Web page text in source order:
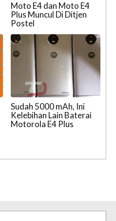
Moto E4 dan Moto E4
Plus Muncul Di Ditjen
Postel
Sudah 5000 mAh, Ini
Kelebihan Lain Baterai
Motorola E4 Plus